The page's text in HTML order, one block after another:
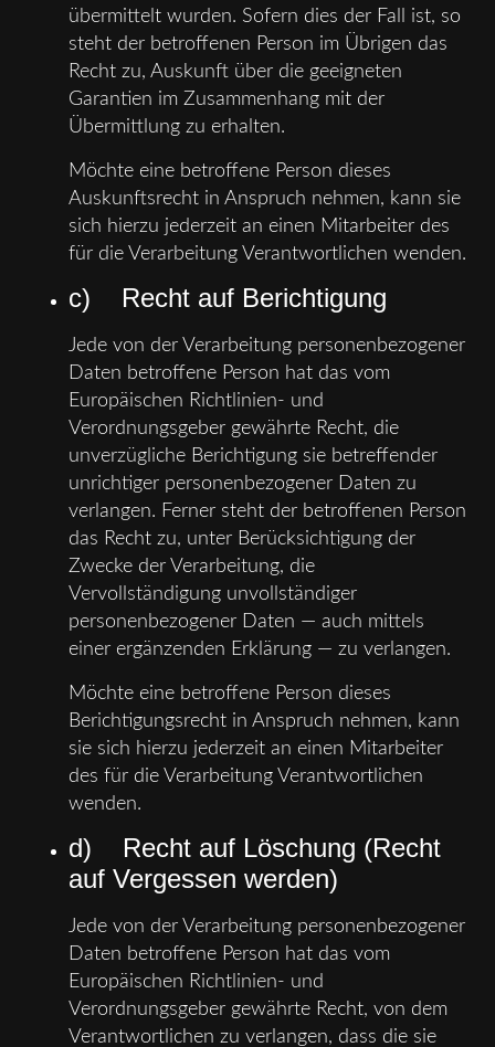
übermittelt wurden. Sofern dies der Fall ist, so
steht der betroffenen Person im Übrigen das
Recht zu, Auskunft über die geeigneten
Garantien im Zusammenhang mit der
Übermittlung zu erhalten.
Möchte eine betroffene Person dieses
Auskunftsrecht in Anspruch nehmen, kann sie
sich hierzu jederzeit an einen Mitarbeiter des
für die Verarbeitung Verantwortlichen wenden.
c) Recht auf Berichtigung
Jede von der Verarbeitung personenbezogener
Daten betroffene Person hat das vom
Europäischen Richtlinien- und
Verordnungsgeber gewährte Recht, die
unverzügliche Berichtigung sie betreffender
unrichtiger personenbezogener Daten zu
verlangen. Ferner steht der betroffenen Person
das Recht zu, unter Berücksichtigung der
Zwecke der Verarbeitung, die
Vervollständigung unvollständiger
personenbezogener Daten — auch mittels
einer ergänzenden Erklärung — zu verlangen.
Möchte eine betroffene Person dieses
Berichtigungsrecht in Anspruch nehmen, kann
sie sich hierzu jederzeit an einen Mitarbeiter
des für die Verarbeitung Verantwortlichen
wenden.
d) Recht auf Löschung (Recht
auf Vergessen werden)
Jede von der Verarbeitung personenbezogener
Daten betroffene Person hat das vom
Europäischen Richtlinien- und
Verordnungsgeber gewährte Recht, von dem
Verantwortlichen zu verlangen, dass die sie